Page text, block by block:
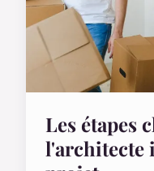
Les étapes
l'architecte